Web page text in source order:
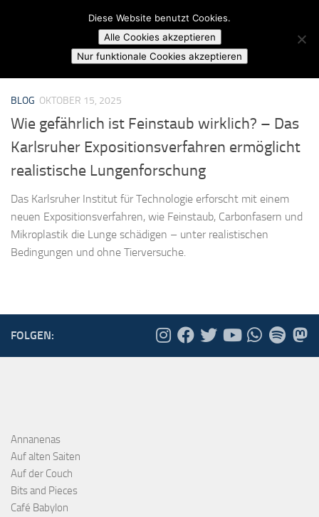
Skip to content
Campusradio Karlsruhe
MARKIERT:FEINSTAUB FORSCHUNG KIT
BLOG OKTOBER 15, 2025
Wie gefährlich ist Feinstaub wirklich? – Das
Karlsruher Expositionsverfahren ermöglicht
realistische Lungenforschung
Das Karlsruher Institut für Technologie erforscht mit einem
neuen Expositionsverfahren, wie Feinstaub, Carbonfasern und
Mikroplastik die Lunge schädigen – unter realistischen
Bedingungen und ohne Tierversuche.
FOLGEN:
Annanenas
Auf alten Saiten
Auf der Couch
Bits and Pieces
Café Babylon
Diese Website benutzt Cookies.
Alle Cookies akzeptieren
Nur funktionale Cookies akzeptieren